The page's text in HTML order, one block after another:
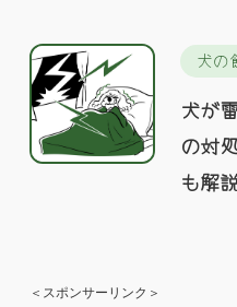
犬の
犬が
の対
も解
＜スポンサーリンク＞